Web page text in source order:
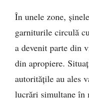
În unele zone,
garniturile circulă
a devenit parte din
din apropiere.
autoritățile au ales
lucrări simultane în